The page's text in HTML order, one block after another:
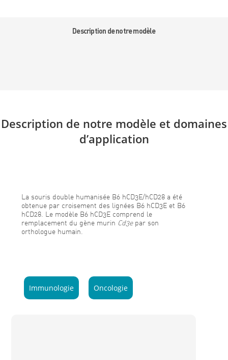
Description de notre modèle
Description de notre modèle et domaines
d’application
La souris double humanisée B6 hCD3E/hCD28 a été
obtenue par croisement des lignées B6 hCD3E et B6
hCD28. Le modèle B6 hCD3E comprend le
remplacement du gène murin Cd3epar son
orthologue humain.
Immunologie Oncologie